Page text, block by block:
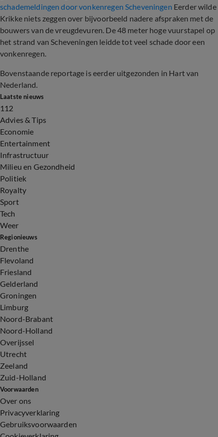
schademeldingen door vonkenregen Scheveningen Eerder wilde
Krikke niets zeggen over bijvoorbeeld nadere afspraken met de
bouwers van de vreugdevuren. De 48 meter hoge vuurstapel op
het strand van Scheveningen leidde tot veel schade door een
vonkenregen.
Bovenstaande reportage is eerder uitgezonden in Hart van
Nederland.
Laatste nieuws
112
Advies & Tips
Economie
Entertainment
Infrastructuur
Milieu en Gezondheid
Politiek
Royalty
Sport
Tech
Weer
Regionieuws
Drenthe
Flevoland
Friesland
Gelderland
Groningen
Limburg
Noord-Brabant
Noord-Holland
Overijssel
Utrecht
Zeeland
Zuid-Holland
Voorwaarden
Over ons
Privacyverklaring
Gebruiksvoorwaarden